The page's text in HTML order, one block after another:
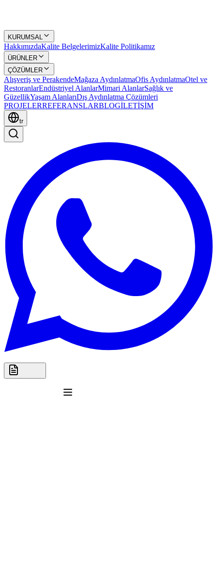
KURUMSAL
HakkımızdaKalite BelgelerimizKalite Politikamız
ÜRÜNLER
ÇÖZÜMLER
Alışveriş ve PerakendeMağaza AydınlatmaOfis AydınlatmaOtel ve
RestoranlarEndüstriyel AlanlarMimari AlanlarSağlık ve
GüzellikYaşam AlanlarıDış Aydınlatma Çözümleri
PROJELERREFERANSLARBLOGİLETİŞİM
tr